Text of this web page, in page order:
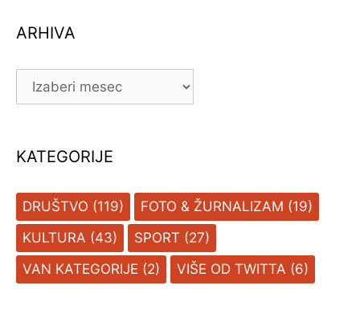
ARHIVA
ARHIVA
KATEGORIJE
DRUŠTVO (119) FOTO & ŽURNALIZAM (19)
KULTURA (43) SPORT (27)
VAN KATEGORIJE (2) VIŠE OD TWITTA (6)